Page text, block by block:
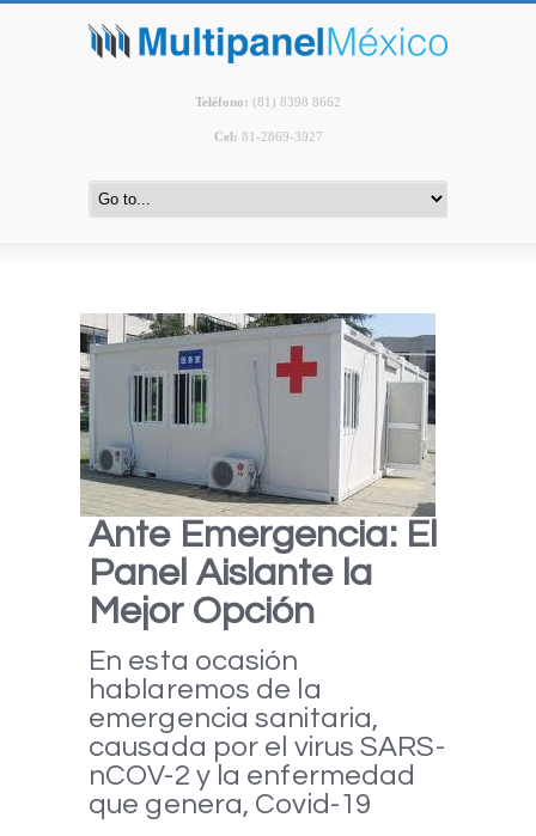
Teléfono: (81) 8398 8662
Cel: 81-2869-3927
Ante Emergencia: El
Panel Aislante la
Mejor Opción
En esta ocasión
hablaremos de la
emergencia sanitaria,
causada por el virus SARS-
nCOV-2 y la enfermedad
que genera, Covid-19